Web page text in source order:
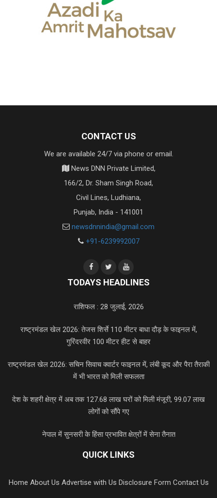
CONTACT US
We are available 24/7 via phone or email.
News DNN Private Limited,
166/2, Dr. Sham Singh Road,
Civil Lines, Ludhiana,
Punjab, India - 141001
newsdnnindia@gmail.com
+91-6239992007
TODAYS HEADLINES
राशिफल : 28 जुलाई, 2026
राष्ट्रमंडल खेल 2026: तेजस शिर्से 110 मीटर बाधा दौड़ के फाइनल में,
गुरिंदरवीर 100 मीटर हीट से बाहर
राष्ट्रमंडल खेल 2026: सचिन सिवाच क्वार्टर फाइनल में, लंबी कूद और पैरा तैराकी
में भी भारत को मिली सफलता
देश के शहरी क्षेत्र में अब तक 127.68 लाख घरों को मिली मंजूरी, 99.07 लाख
लोगों को सौंपे गए
नेपाल में सुनसरी के हिंसा प्रभावित क्षेत्रों में सेना तैनात
QUICK LINKS
Home About Us Advertise with Us Disclosure Form Contact Us